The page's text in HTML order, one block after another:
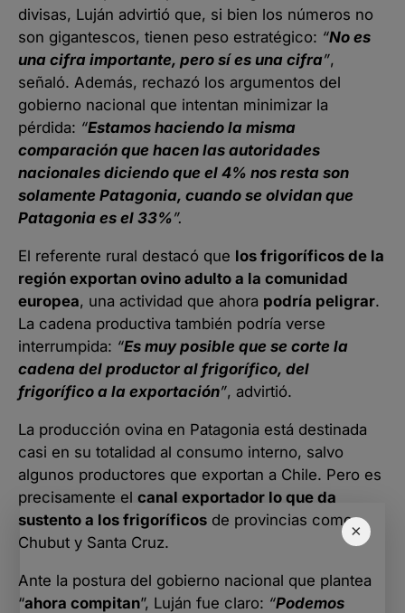
×
divisas, Luján advirtió que, si bien los números no
son gigantescos, tienen peso estratégico: “No es
una cifra importante, pero sí es una cifra”,
señaló. Además, rechazó los argumentos del
gobierno nacional que intentan minimizar la
pérdida: “Estamos haciendo la misma
comparación que hacen las autoridades
nacionales diciendo que el 4% nos resta son
solamente Patagonia, cuando se olvidan que
Patagonia es el 33%”.
El referente rural destacó que los frigoríficos de la
región exportan ovino adulto a la comunidad
europea, una actividad que ahora podría peligrar.
La cadena productiva también podría verse
interrumpida: “Es muy posible que se corte la
cadena del productor al frigorífico, del
frigorífico a la exportación”, advirtió.
La producción ovina en Patagonia está destinada
casi en su totalidad al consumo interno, salvo
algunos productores que exportan a Chile. Pero es
precisamente el canal exportador lo que da
sustento a los frigoríficos de provincias como
Chubut y Santa Cruz.
Ante la postura del gobierno nacional que plantea
“ahora compitan”, Luján fue claro: “Podemos